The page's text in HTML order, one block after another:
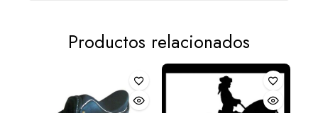
Productos relacionados